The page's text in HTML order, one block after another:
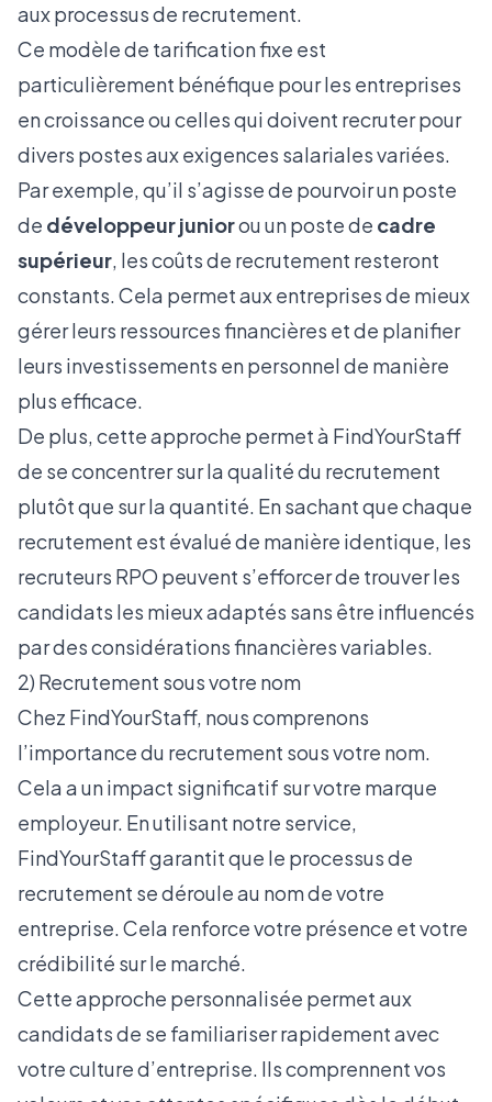
aux processus de recrutement.
Ce modèle de tarification fixe est
particulièrement bénéfique pour les entreprises
en croissance ou celles qui doivent recruter pour
divers postes aux exigences salariales variées.
Par exemple, qu’il s’agisse de pourvoir un poste
de développeur juniorou un poste de cadre
supérieur, les coûts de recrutement resteront
constants. Cela permet aux entreprises de mieux
gérer leurs ressources financières et de planifier
leurs investissements en personnel de manière
plus efficace.
De plus, cette approche permet à FindYourStaff
de se concentrer sur la qualité du recrutement
plutôt que sur la quantité. En sachant que chaque
recrutement est évalué de manière identique, les
recruteurs RPO peuvent s’efforcer de trouver les
candidats les mieux adaptés sans être influencés
par des considérations financières variables.
2) Recrutement sous votre nom
Chez FindYourStaff, nous comprenons
l’importance du recrutement sous votre nom.
Cela a un impact significatif sur votre marque
employeur. En utilisant notre service,
FindYourStaff garantit que le processus de
recrutement se déroule au nom de votre
entreprise. Cela renforce votre présence et votre
crédibilité sur le marché.
Cette approche personnalisée permet aux
candidats de se familiariser rapidement avec
votre culture d’entreprise. Ils comprennent vos